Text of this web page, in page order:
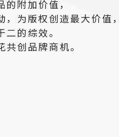
附加价值，
为版权创造最大价值，
二的综效。
创品牌商机。